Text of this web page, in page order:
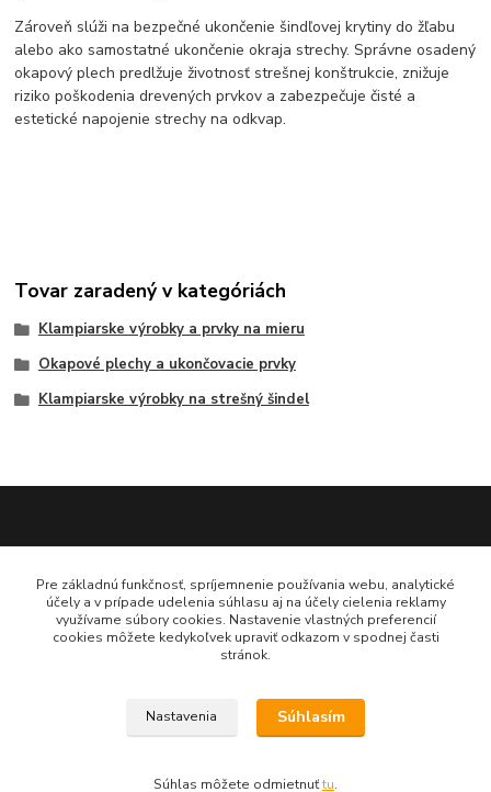
Zároveň slúži na bezpečné ukončenie šindľovej krytiny do žľabu
alebo ako samostatné ukončenie okraja strechy. Správne osadený
okapový plech predlžuje životnosť strešnej konštrukcie, znižuje
riziko poškodenia drevených prvkov a zabezpečuje čisté a
estetické napojenie strechy na odkvap.
Tovar zaradený v kategóriách
Klampiarske výrobky a prvky na mieru
Okapové plechy a ukončovacie prvky
Klampiarske výrobky na strešný šindel
0948 484 313
Po-Pia 7:30-16:00 hod
doplnkykstrecham@gmail.com
Vytvorené na Eshop-rychlo.sk
Pre základnú funkčnosť, spríjemnenie používania webu, analytické
účely a v prípade udelenia súhlasu aj na účely cielenia reklamy
využívame súbory cookies. Nastavenie vlastných preferencií
cookies môžete kedykoľvek upraviť odkazom v spodnej časti
stránok.
Nastavenia Súhlasím
Súhlas môžete odmietnuťtu.